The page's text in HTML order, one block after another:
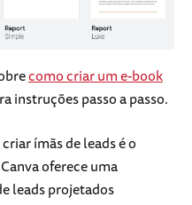
como criar um e-book
instruções passo a passo.
ímãs de leads é o
oferece uma
leads projetados